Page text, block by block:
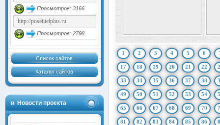
Просмотров: 3166
Просмотров: 2798
Список сайтов
Каталог сайтов
Новости проекта
1 2 3 4 5 6
17 18 19 20 21 22
33 34 35 36 37 38
49 50 51 52 53 54
65 66 67 68 69 70
81 82 83 84 85 86